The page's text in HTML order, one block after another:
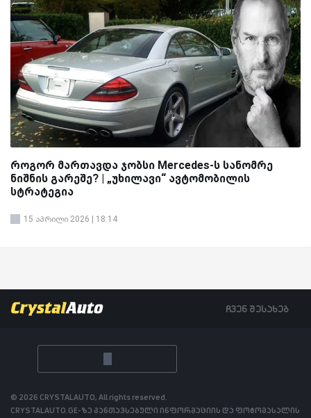
როგორ მართავდა ჯობსი Mercedes-ს სანომრე
ნიშნის გარეშე? | „უხილავი“ ავტომობილის
სტრატეგია
15 აპრილი 2026 | 18:14
ჩვენ შესახებ
© 2026 CRYSTALAUTO, All rights reserved.
CRYSTALAUTO.GE-ზე განთავსებული ინფორმაციის და ფოტომასალის